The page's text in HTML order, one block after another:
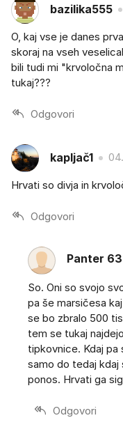
bazilika555
O, kaj vse je danes
skoraj na vseh
bili tudi mi "krvoločna
tukaj???
Odgovori
kapljač1
Hrvati so divja in
Odgovori
Panter 63
So. Oni so svojo
pa še marsičesa
se bo zbralo 500
tem se tukaj
tipkovnice. Kdaj
samo do tedaj
ponos. Hrvati ga
Odgovori